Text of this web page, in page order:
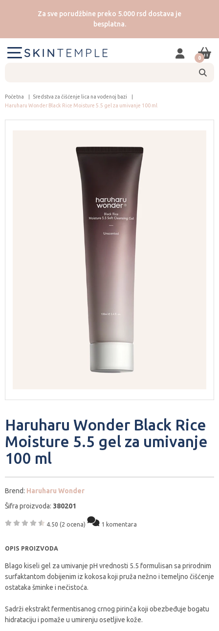
Za sve porudžbine preko 5.000 rsd dostava je
besplatna.
0
Početna
Sredstva za čišćenje lica na vodenoj bazi
Haruharu Wonder Black Rice Moisture 5.5 gel za umivanje 100 ml
Haruharu Wonder Black Rice
Moisture 5.5 gel za umivanje
100 ml
Brend: Haruharu Wonder
Šifra proizvoda: 380201
4.50 (2 ocena) 1 komentara
OPIS PROIZVODA
Blago kiseli gel za umivanje pH vrednosti 5.5 formulisan sa prirodnim
surfaktantom dobijenim iz kokosa koji pruža nežno i temeljno čišćenje
ostataka šminke i nečistoća.
Sadrži ekstrakt fermentisanog crnog pirinča koji obezbeđuje bogatu
hidrataciju i pomaže u umirenju osetljive kože.